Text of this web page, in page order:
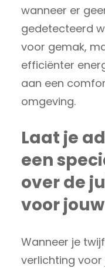
wanneer er
gedetecteerd
voor gemak,
efficiënter
aan een
omgeving.
Laat je
een
over de
voor
Wanneer je
verlichting voor